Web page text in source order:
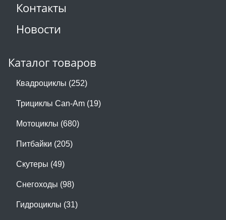
Контакты
Новости
Каталог товаров
Квадроциклы (252)
Трициклы Can-Am (19)
Мотоциклы (680)
Питбайки (205)
Скутеры (49)
Снегоходы (98)
Гидроциклы (31)